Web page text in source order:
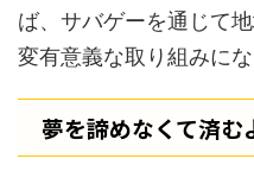
ば、サバゲーを通じて
変有意義な取り組みにな
夢を諦めなくて済む